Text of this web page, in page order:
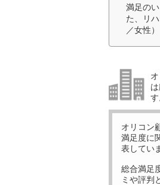
満足の
た、リ
／女性）
す
オリコン
満足度に
表してい
総合満足
ミや評判